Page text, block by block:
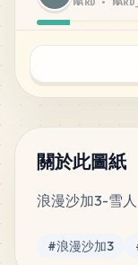
MARD•
B10
關於此圖紙
浪漫沙加3-雪人
標籤
#浪漫沙加3